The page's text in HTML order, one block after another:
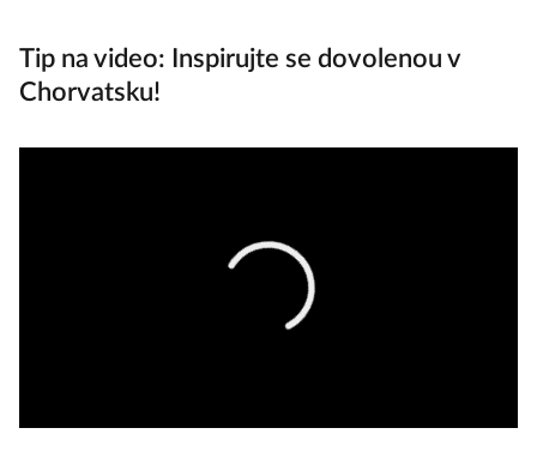
Tip na video: Inspirujte se dovolenou v
Chorvatsku!